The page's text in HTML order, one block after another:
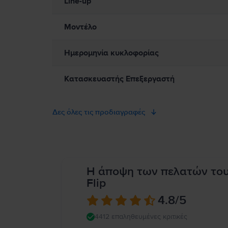
μαγνήτες, καθώς και εξαρτήματα και κεραίες που εκπέμπουν
air/apd9b8f7aa11/mac
Μοντέλο
Ημερομηνία κυκλοφορίας
Κατασκευαστής Επεξεργαστή
Δες όλες τις προδιαγραφές
Η άποψη των πελατών
Flip
4.8/5
4412 επαληθευμένες κριτικές